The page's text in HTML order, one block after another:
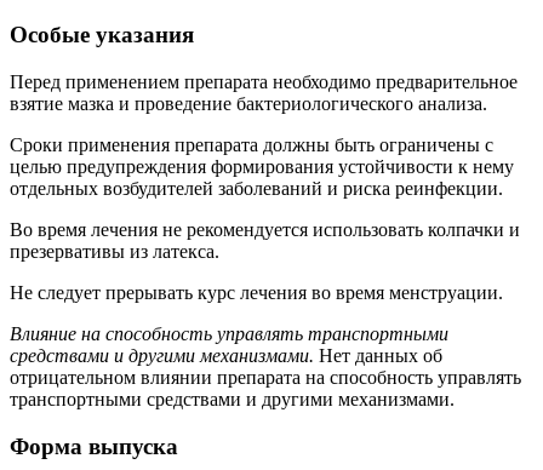
Особые указания
Перед применением препарата необходимо предварительное
взятие мазка и проведение бактериологического анализа.
Сроки применения препарата должны быть ограничены с
целью предупреждения формирования устойчивости к нему
отдельных возбудителей заболеваний и риска реинфекции.
Во время лечения не рекомендуется использовать колпачки и
презервативы из латекса.
Не следует прерывать курс лечения во время менструации.
Влияние на способность управлять транспортными
средствами и другими механизмами. Нет данных об
отрицательном влиянии препарата на способность управлять
транспортными средствами и другими механизмами.
Форма выпуска